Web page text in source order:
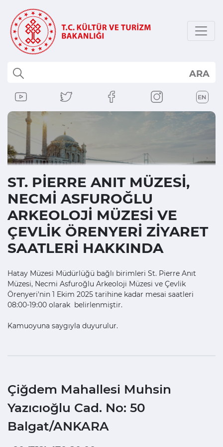
ARA
ST. PİERRE ANIT MÜZESİ,
NECMİ ASFUROĞLU
ARKEOLOJİ MÜZESİ VE
ÇEVLİK ÖRENYERİ ZİYARET
SAATLERİ HAKKINDA
Hatay Müzesi Müdürlüğü bağlı birimleri St. Pierre Anıt
Müzesi, Necmi Asfuroğlu Arkeoloji Müzesi ve Çevlik
Örenyeri'nin 1 Ekim 2025 tarihine kadar mesai saatleri
08:00-19:00 olarak belirlenmiştir.
Kamuoyuna saygıyla duyurulur.
Çiğdem Mahallesi Muhsin
Yazıcıoğlu Cad. No: 50
Balgat/ANKARA